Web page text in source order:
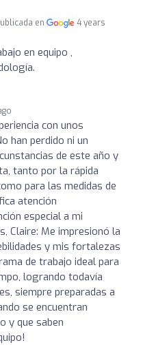
en
4 years
en equipo ,
con unos
han perdido ni un
de este año y
tanto por la rápida
para las medidas de
atención
especial a mi
Claire: Me impresionó la
y mis fortalezas
de trabajo ideal para
logrando todavía
siempre preparadas a
se encuentran
y que saben